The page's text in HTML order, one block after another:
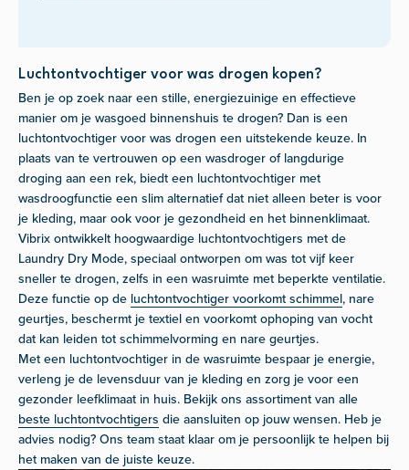
Luchtontvochtiger voor was drogen kopen?
Ben je op zoek naar een stille, energiezuinige en effectieve
manier om je wasgoed binnenshuis te drogen? Dan is een
luchtontvochtiger voor was drogen een uitstekende keuze. In
plaats van te vertrouwen op een wasdroger of langdurige
droging aan een rek, biedt een luchtontvochtiger met
wasdroogfunctie een slim alternatief dat niet alleen beter is voor
je kleding, maar ook voor je gezondheid en het binnenklimaat.
Vibrix ontwikkelt hoogwaardige luchtontvochtigers met de
Laundry Dry Mode, speciaal ontworpen om was tot vijf keer
sneller te drogen, zelfs in een wasruimte met beperkte ventilatie.
Deze functie op de luchtontvochtiger voorkomt schimmel, nare
geurtjes, beschermt je textiel en voorkomt ophoping van vocht
dat kan leiden tot schimmelvorming en nare geurtjes.
Met een luchtontvochtiger in de wasruimte bespaar je energie,
verleng je de levensduur van je kleding en zorg je voor een
gezonder leefklimaat in huis. Bekijk ons assortiment van alle
beste luchtontvochtigers die aansluiten op jouw wensen. Heb je
advies nodig? Ons team staat klaar om je persoonlijk te helpen bij
het maken van de juiste keuze.